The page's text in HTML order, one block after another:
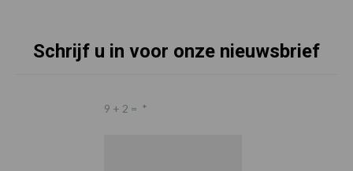
Schrijf u in voor onze nieuwsbrief
9 + 2 = *